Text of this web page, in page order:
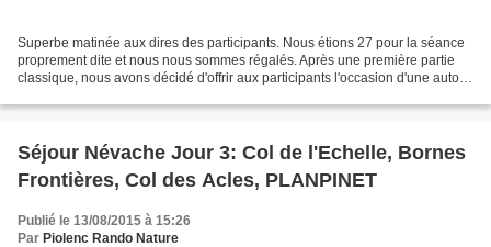
Superbe matinée aux dires des participants. Nous étions 27 pour la séance
proprement dite et nous nous sommes régalés. Après une première partie
classique, nous avons décidé d'offrir aux participants l'occasion d'une auto
Séjour Névache Jour 3: Col de l'Echelle, Bornes
Frontières, Col des Acles, PLANPINET
Publié le 13/08/2015 à 15:26
Par Piolenc Rando Nature